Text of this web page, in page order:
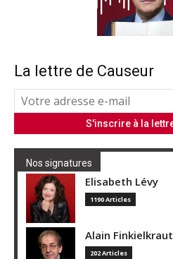
La lettre de Causeur
Nos signatures
Elisabeth Lévy
1190 Articles
Alain Finkielkraut
202 Articles